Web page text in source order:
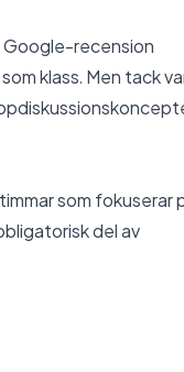
Google-recension
klass. Men tack
som fokuserar
del av